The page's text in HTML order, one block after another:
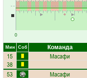
0
Мин Соб Команда
15 Масафи
38
53 Масафи